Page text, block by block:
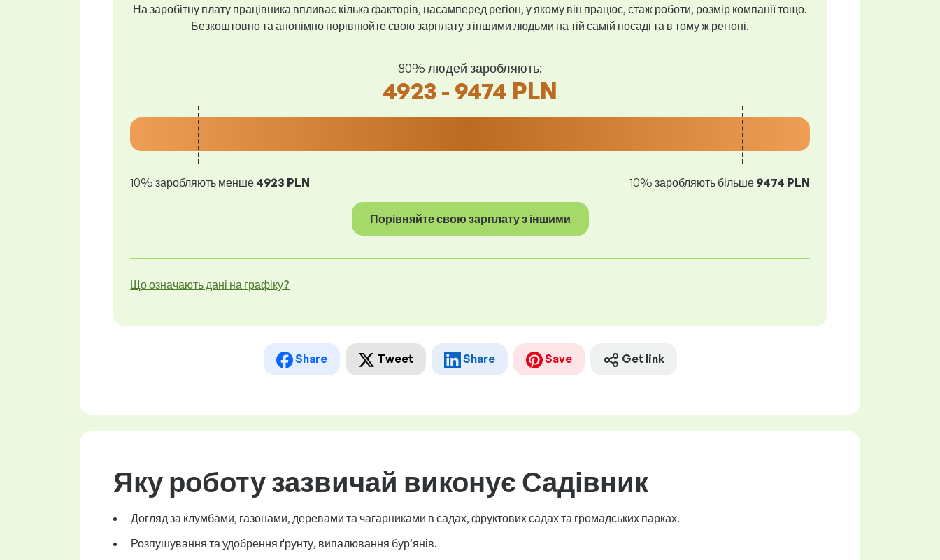
На заробітну плату працівника впливає кілька факторів, насамперед регіон, у якому він працює, стаж роботи, розмір компанії тощо.
Безкоштовно та анонімно порівнюйте свою зарплату з іншими людьми на тій самій посаді та в тому ж регіоні.
80% людей заробляють:
4923 - 9474 PLN
10% заробляють менше 4923 PLN 10% заробляють більше 9474 PLN
Порівняйте свою зарплату з іншими
Що означають дані на графіку?
Share Tweet Share Save Get link
Яку роботу зазвичай виконує Садівник
Догляд за клумбами, газонами, деревами та чагарниками в садах, фруктових садах та громадських парках.
Розпушування та удобрення ґрунту, випалювання бур’янів.